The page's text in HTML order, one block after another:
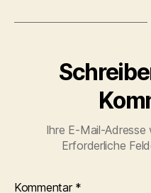
Ihre E-Mail-
Erforderliche
Kommentar *